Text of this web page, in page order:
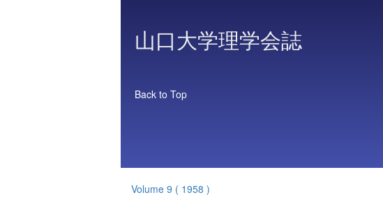
山口大学理学会誌
Back to Top
Volume 9 ( 1958 )